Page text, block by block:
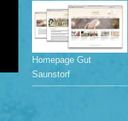
Homepage Gut
Saunstorf